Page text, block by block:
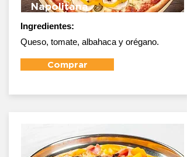
Napolitana
Ingredientes:
Queso, tomate, albahaca y orégano.
Comprar